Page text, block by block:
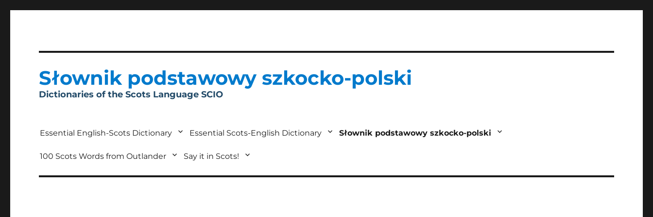
Słownik podstawowy szkocko-polski
Dictionaries of the Scots Language SCIO
Essential English-Scots Dictionary Essential Scots-English Dictionary Słownik podstawowy szkocko-polski
100 Scots Words from Outlander Say it in Scots!